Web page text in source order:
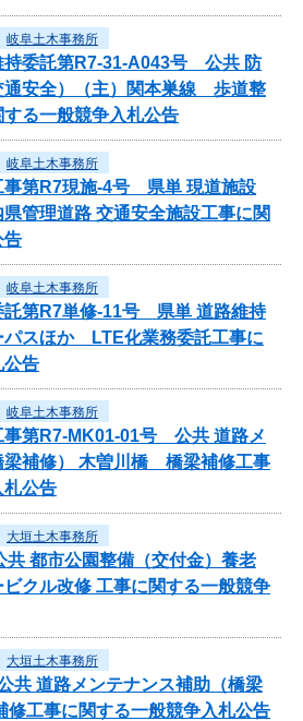
岐阜土木事務所
持委託第R7-31-A043号 公共 防
通安全）（主）関本巣線 歩道整
る一般競争入札公告
岐阜土木事務所
事第R7現施-4号 県単 現道施設
管理道路 交通安全施設工事に関
告
岐阜土木事務所
託第R7単修-11号 県単 道路維持
スほか LTE化業務委託工事に
公告
岐阜土木事務所
事第R7-MK01-01号 公共 道路メ
梁補修） 木曽川橋 橋梁補修工事
札公告
大垣土木事務所
都市公園整備（交付金）養老
クル改修 工事に関する一般競争
大垣土木事務所
道路メンテナンス補助（橋梁
修工事に関する一般競争入札公告